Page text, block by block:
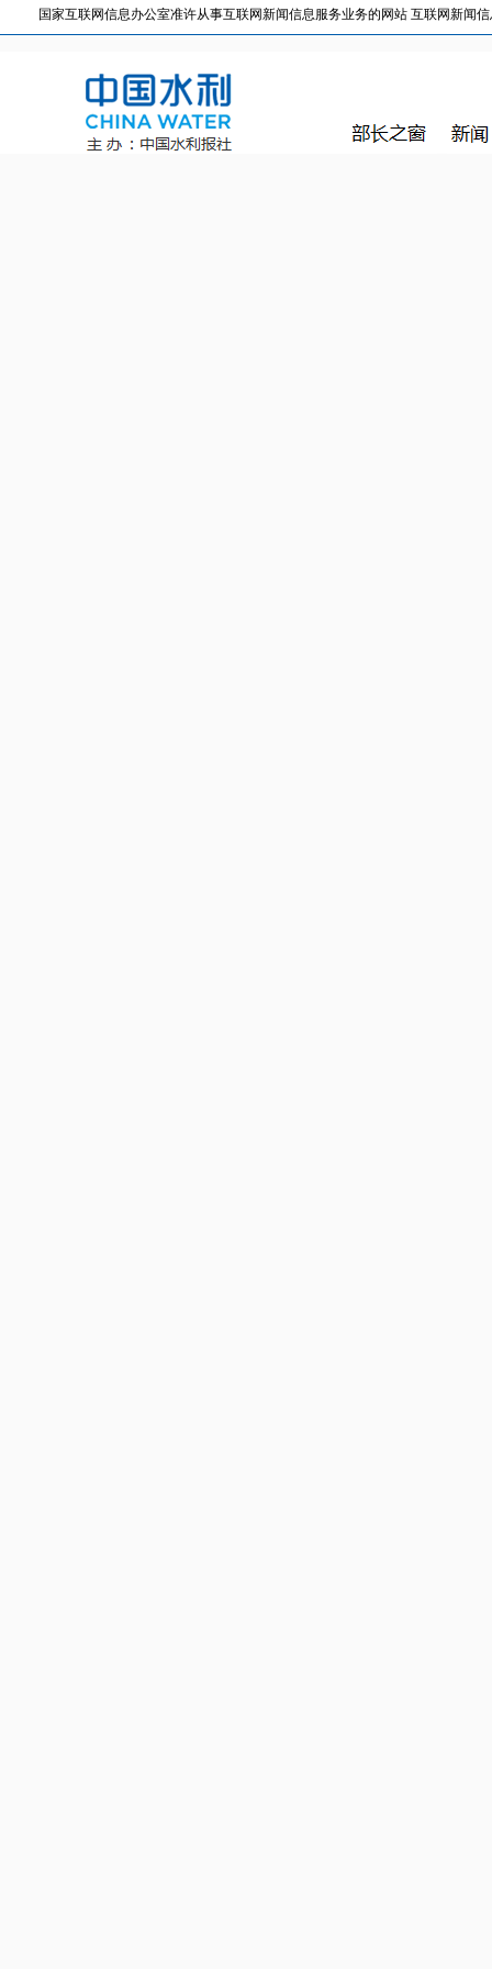
国家互联网信息办公室准许从事互联网新闻信息服务业务的网站 互联网新闻信